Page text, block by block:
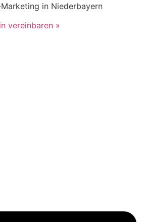
in Niederbayern
vereinbaren »